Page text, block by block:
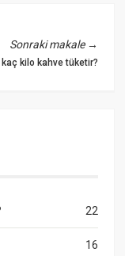
Sonraki makale→
kaç kilo kahve tüketir?
22
16